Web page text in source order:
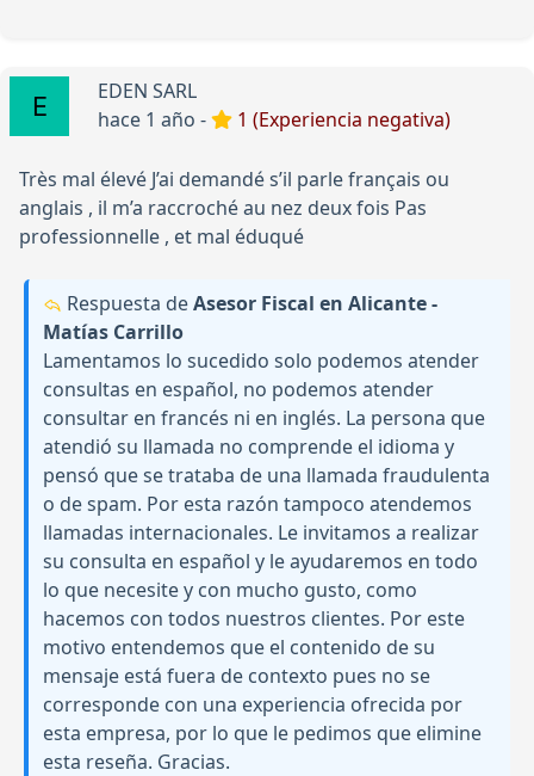
EDEN SARL
hace 1 año -
1 (Experiencia negativa)
Très mal élevé J’ai demandé s’il parle français ou
anglais , il m’a raccroché au nez deux fois Pas
professionnelle , et mal éduqué
Respuesta deAsesor Fiscal en Alicante -
Matías Carrillo
Lamentamos lo sucedido solo podemos atender
consultas en español, no podemos atender
consultar en francés ni en inglés. La persona que
atendió su llamada no comprende el idioma y
pensó que se trataba de una llamada fraudulenta
o de spam. Por esta razón tampoco atendemos
llamadas internacionales. Le invitamos a realizar
su consulta en español y le ayudaremos en todo
lo que necesite y con mucho gusto, como
hacemos con todos nuestros clientes. Por este
motivo entendemos que el contenido de su
mensaje está fuera de contexto pues no se
corresponde con una experiencia ofrecida por
esta empresa, por lo que le pedimos que elimine
esta reseña. Gracias.